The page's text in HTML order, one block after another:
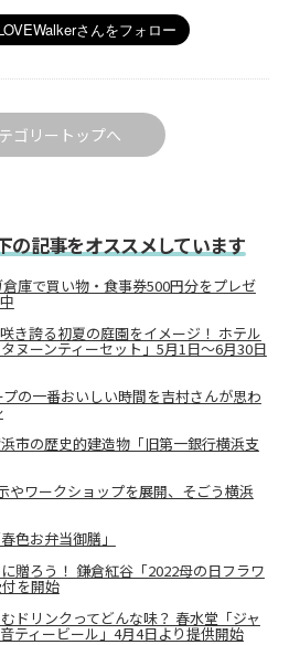
ゴリートップへ
の記事をオススメしています
庫で買い物・食事券500円分をプレゼ
き誇る初夏の庭園をイメージ！ ホテル
ヌーンティーセット」5月1日～6月30日
プの一番おいしい時間を吉村さんが思わ
市の歴史的建造物「旧第一銀行横浜支
やワークショップを展開、そごう横浜
色お弁当御膳」
贈ろう！ 鎌倉紅谷「2022母の日フラワ
を開始
ドリンクってどんな味？ 春水堂「ジャ
ティービール」4月4日より提供開始